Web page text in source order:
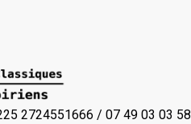
2724551666 / 07 49 03 03 58